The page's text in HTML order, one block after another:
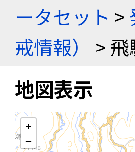
ータセット >
戒情報）
>
地図表示
+
−